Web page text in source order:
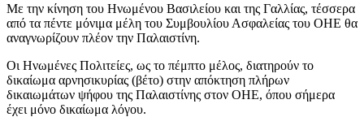
Με την κίνηση του Ηνωμένου Βασιλείου και της Γαλλίας, τέσσερα
από τα πέντε μόνιμα μέλη του Συμβουλίου Ασφαλείας του ΟΗΕ θα
αναγνωρίζουν πλέον την Παλαιστίνη.
Οι Ηνωμένες Πολιτείες, ως το πέμπτο μέλος, διατηρούν το
δικαίωμα αρνησικυρίας (βέτο) στην απόκτηση πλήρων
δικαιωμάτων ψήφου της Παλαιστίνης στον ΟΗΕ, όπου σήμερα
έχει μόνο δικαίωμα λόγου.